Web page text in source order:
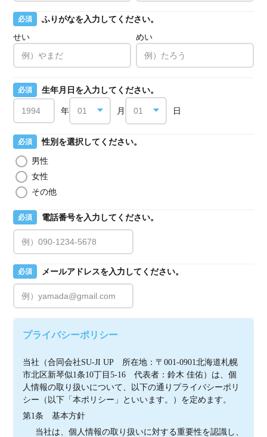
必須
ふりがなを入力してください。
せい
めい
必須 生年月日を入力してください。
年 月 日
必須
性別を選択してください。
男性
女性
その他
必須 電話番号を入力してください。
必須 メールアドレスを入力してください。
プライバシーポリシー
当社（合同会社SU-JI UP　所在地：〒001-0901北海道札幌
市北区新琴似1条10丁目5-16　代表者：鈴木 佳佑）は、個
人情報の取り扱いについて、以下の通りプライバシーポリ
シー（以下「本ポリシー」といいます。）を定めます。
第1条　基本方針
当社は、個人情報の取り扱いに対する重要性を認識し、